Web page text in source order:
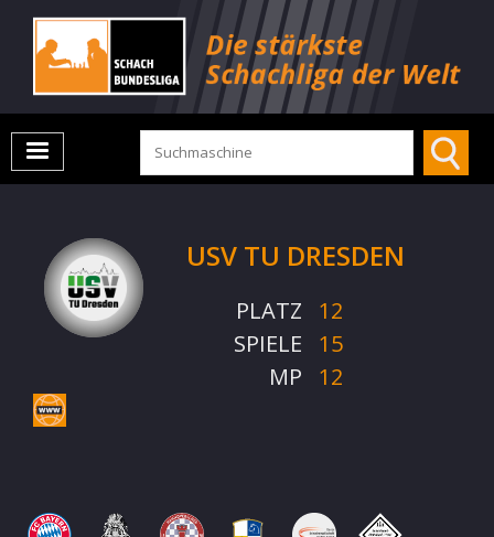
USV TU DRESDEN
PLATZ
12
SPIELE
15
MP
12